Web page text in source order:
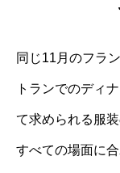
同じ11月のフラ
トランでのディ
て求められる服
すべての場面に